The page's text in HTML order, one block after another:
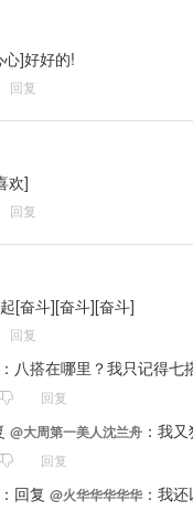
]好好的!
回复
欢]
回复
[奋斗][奋斗][奋斗]
回复
： 八搭在哪里？我只记得七
回复
@大周第一美人沈兰舟 ：我
回复
： 回复 @火华华华华华 ：我